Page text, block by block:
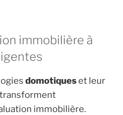
immobilière à
domotiqueset leur
immobilière.